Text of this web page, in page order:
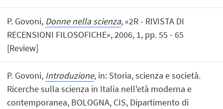
P. Govoni, Donne nella scienza, «2R - RIVISTA DI
RECENSIONI FILOSOFICHE», 2006, 1, pp. 55 - 65
[Review]
P. Govoni, Introduzione, in: Storia, scienza e società.
Ricerche sulla scienza in Italia nell'età moderna e
contemporanea, BOLOGNA, CIS, Dipartimento di